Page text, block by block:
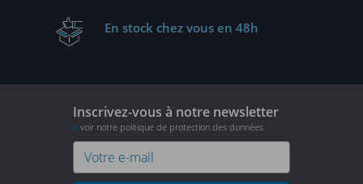
En stock chez vous en 48h
Inscrivez-vous à notre newsletter
voir notre politique de protection des données